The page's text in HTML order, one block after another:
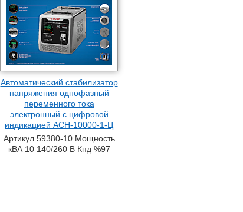
Автоматический стабилизатор
напряжения однофазный
переменного тока
электронный с цифровой
индикацией АСН-10000-1-Ц
Артикул 59380-10 Мощность
кВА 10 140/260 В Кпд %97